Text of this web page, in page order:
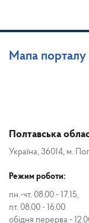
Мапа порталу
Полтавська
Україна, 36014, м.
Режим роботи:
пн.-чт. 08.00 - 17.15,
пт. 08.00 - 16.00
обідня перерва -